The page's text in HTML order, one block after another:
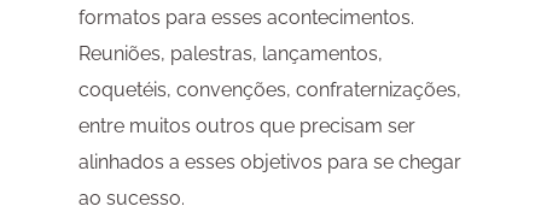
formatos para esses acontecimentos.
Reuniões, palestras, lançamentos,
coquetéis, convenções, confraternizações,
entre muitos outros que precisam ser
alinhados a esses objetivos para se chegar
ao sucesso.